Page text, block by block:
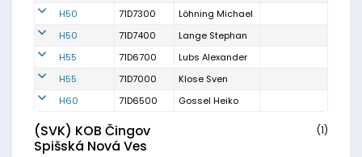
H50
71D7300
Löhning Michael
H50
71D7400
Lange Stephan
H55
71D6700
Lubs Alexander
H55
71D7000
Klose Sven
H60
71D6500 Gossel Heiko
(SVK) KOB Čingov
Spišská Nová Ves
(1)